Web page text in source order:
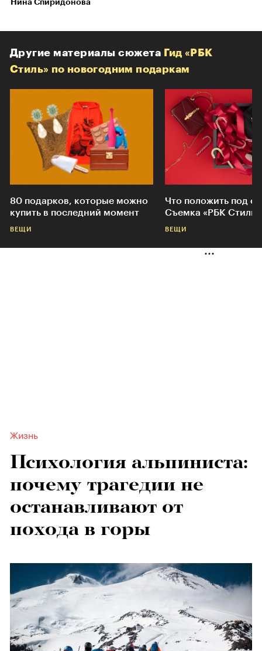
Нина Спиридонова
Другие материалы сюжета Гид «РБК
Стиль» по новогодним подаркам
80 подарков, которые можно
купить в последний момент
ВЕЩИ
Что положить под
Съемка «РБК Стиль»
ВЕЩИ
Жизнь
Психология альпиниста:
почему трагедии не
останавливают от
похода в горы